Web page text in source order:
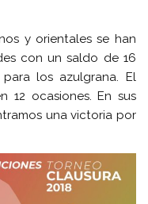
y orientales se han
con un saldo de 16
los azulgrana. El
12 ocasiones. En sus
una victoria por